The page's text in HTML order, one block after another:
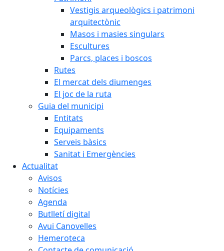
Vestigis arqueològics i patrimoni
arquitectònic
Masos i masies singulars
Escultures
Parcs, places i boscos
Rutes
El mercat dels diumenges
El joc de la ruta
Guia del municipi
Entitats
Equipaments
Serveis bàsics
Sanitat i Emergències
Actualitat
Avisos
Notícies
Agenda
Butlletí digital
Avui Canovelles
Hemeroteca